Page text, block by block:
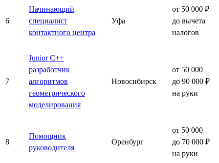
6
Начинающий
специалист
контактного центра
Уфа
от 50 000 ₽
до вычета
налогов
7
Junior C++
разработчик
алгоритмов
геометрического
моделирования
Новосибирск
от 50 000
до 90 000 ₽
на руки
8
Помощник
руководителя
Оренбург
от 50 000
до 70 000 ₽
на руки